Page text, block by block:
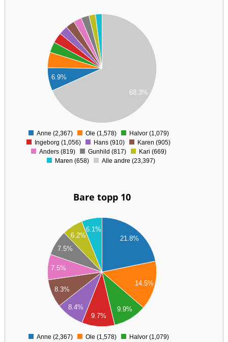
6.9%
68.3%
0
Anne (2,367) Ole (1,578)
Halvor (1,079)
Ingeborg (1,056)
Hans (910)
Karen (905)
Anders (819)
Gunhild (817)
Kari (669)
Maren (658)
Alle andre (23,397)
Bare topp 10
21.8%
14.5%
9.9%
9.7%
8.4%
8.3%
7.5%
7.5%
6.2%
6.1%
Anne (2,367) Ole (1,578) Halvor (1,079)